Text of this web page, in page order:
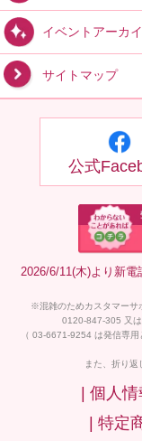
イベントアーカ
サイトマップ
公式
2026/6/11(木)より新
※混雑のためカスタマーサ
0120-847-305 又は
（ 03-6671-9254 は発信専
また、折り返
| 個人
| 特定